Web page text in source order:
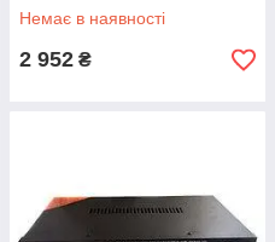
Немає в наявності
2 952 ₴